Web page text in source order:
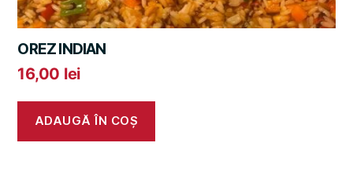
OREZ INDIAN
16,00 lei
ADAUGĂ ÎN COȘ